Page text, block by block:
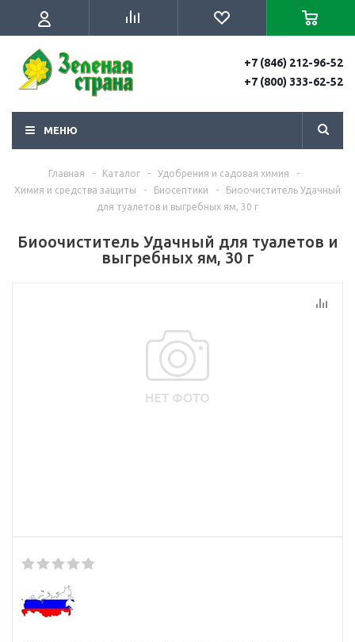
+7 (846) 212-96-52
+7 (800) 333-62-52
МЕНЮ
Главная - Каталог - Удобрения и садовая химия
-
Химия и средства защиты
- Биосептики -
Биоочиститель Удачный
для туалетов и выгребных ям, 30 г
Биоочиститель Удачный для туалетов и
выгребных ям, 30 г